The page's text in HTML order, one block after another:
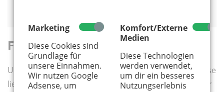
Marketing
Diese Cookies sind
Grundlage für
unsere Einnahmen.
Wir nutzen Google
Adsense, um
Komfort/Externe
Medien
Diese Technologien
werden verwendet,
um dir ein besseres
Nutzungserlebnis
Feuchtfröhliche Eifel
Umgeben von einer malerischen Wald- und Bergkulisse
liegt dasEifel-Camp Freilinger Seein Blankenheim. Der